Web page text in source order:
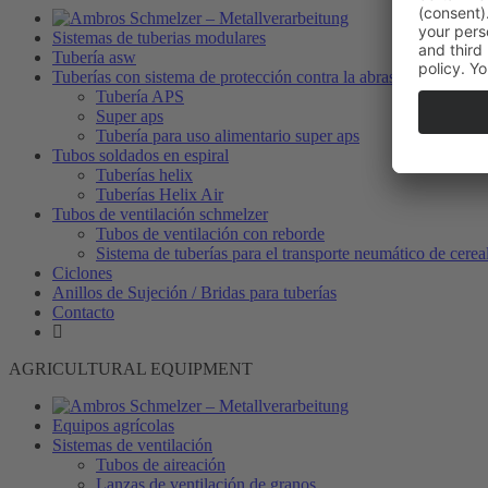
Sistemas de tuberias modulares
Tubería asw
Tuberías con sistema de protección contra la abrasión
Tubería APS
Super aps
Tubería para uso alimentario super aps
Tubos soldados en espiral
Tuberías helix
Tuberías Helix Air
Tubos de ventilación schmelzer
Tubos de ventilación con reborde
Sistema de tuberías para el transporte neumático de
Ciclones
Anillos de Sujeción / Bridas para tuberías
Contacto
AGRICULTURAL EQUIPMENT
Equipos agrícolas
Sistemas de ventilación
Tubos de aireación
Lanzas de ventilación de granos